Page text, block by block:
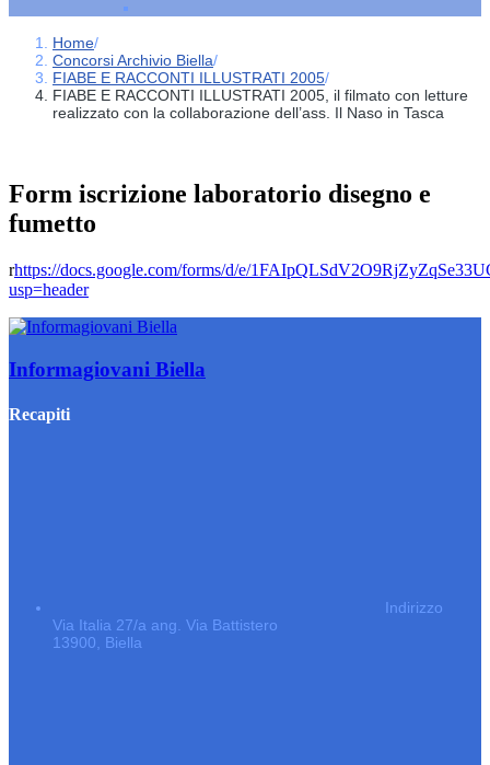
Home/
Concorsi Archivio Biella/
FIABE E RACCONTI ILLUSTRATI 2005/
FIABE E RACCONTI ILLUSTRATI 2005, il filmato con letture
realizzato con la collaborazione dell’ass. Il Naso in Tasca
Form iscrizione laboratorio disegno e
fumetto
rhttps://docs.google.com/forms/d/e/
usp=header
Informagiovani Biella
Recapiti
Indirizzo
Via Italia 27/a ang. Via Battistero
13900, Biella